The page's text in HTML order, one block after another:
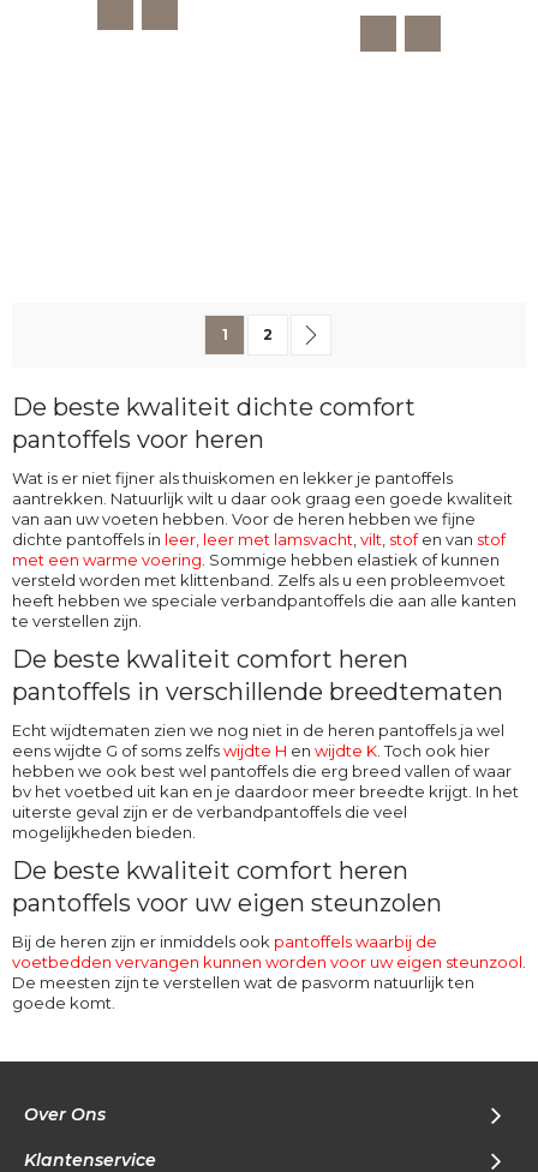
U lees momenteel pagina
1 Pagina
2
De beste kwaliteit dichte comfort
pantoffels voor heren
Wat is er niet fijner als thuiskomen en lekker je pantoffels
aantrekken. Natuurlijk wilt u daar ook graag een goede kwaliteit
van aan uw voeten hebben. Voor de heren hebben we fijne
dichte pantoffels in leer, leer met lamsvacht,vilt, stofen van stof
met een warme voering. Sommige hebben elastiek of kunnen
versteld worden met klittenband. Zelfs als u een probleemvoet
heeft hebben we speciale verbandpantoffels die aan alle kanten
te verstellen zijn.
De beste kwaliteit comfort heren
pantoffels in verschillende breedtematen
Echt wijdtematen zien we nog niet in de heren pantoffels ja wel
eens wijdte G of soms zelfswijdte H en wijdte K. Toch ook hier
hebben we ook best wel pantoffels die erg breed vallen of waar
bv het voetbed uit kan en je daardoor meer breedte krijgt. In het
uiterste geval zijn er de verbandpantoffels die veel
mogelijkheden bieden.
De beste kwaliteit comfort heren
pantoffels voor uw eigen steunzolen
Bij de heren zijn er inmiddels ook pantoffels waarbij de
voetbedden vervangen kunnen worden voor uw eigen steunzool.
De meesten zijn te verstellen wat de pasvorm natuurlijk ten
goede komt.
Over Ons
Klantenservice